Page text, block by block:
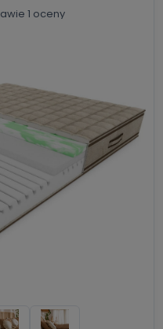
1 oceny